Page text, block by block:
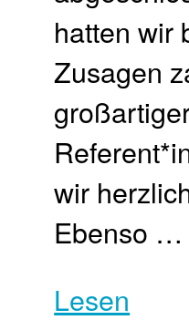
hatten wir
Zusagen
wir
Ebenso …
Lesen